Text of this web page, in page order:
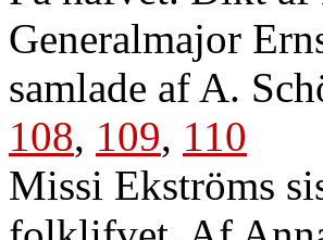
Generalmajor
samlade af A.
108, 109, 110
Missi Ekströms